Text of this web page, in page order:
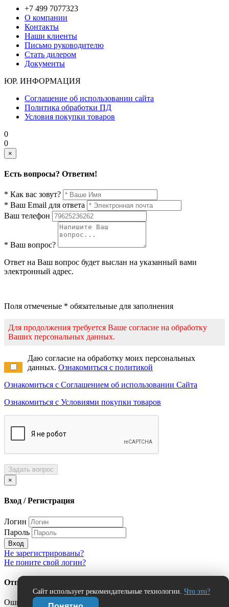
+7 499 7077323
О компании
Контакты
Наши клиенты
Письмо руководителю
Стать дилером
Документы
ЮР. ИНФОРМАЦИЯ
Соглашение об использовании сайта
Политика обработки ПД
Условия покупки товаров
Сайт использует рекомендательные технологии. Что это?
0
0
×
Есть вопросы? Ответим!
* Как вас зовут?
* Ваш Email для ответа
Ваш телефон
* Ваш вопрос?
Ответ на Ваш вопрос будет выслан на указанный вами
электронный адрес.
Поля отмеченые * обязательные для заполнения
Для продолжения требуется Ваше согласие на обработку
Ваших персональных данных.
Даю согласие на обработку моих персональных
данных. Ознакомиться с политикой
Ознакомиться с Соглашением об использовании Сайта
Ознакомиться с Условиями покупки товаров
Задать вопрос
×
Вход / Регистрация
Логин
Пароль
Вход
Не зарегистрированы?
Не поните свой логин?
Отправить сообщение об ошибке?
Ошибка: